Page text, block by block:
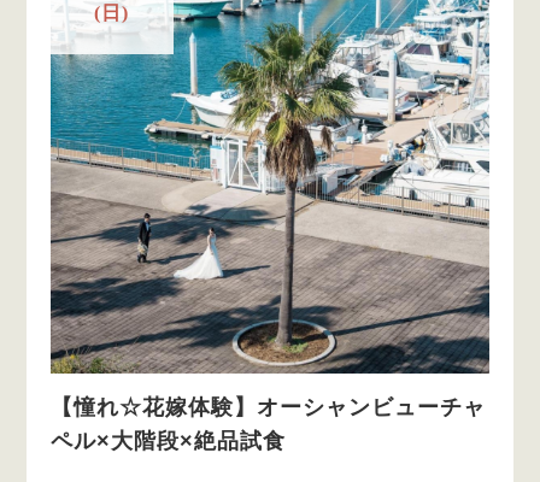
(日)
【憧れ☆花嫁体験】オーシャンビューチャ
ペル×大階段×絶品試食